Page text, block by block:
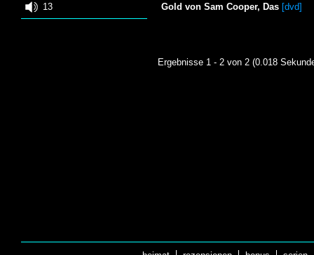
13
Gold von Sam Cooper, Das [dvd]
Ergebnisse 1 - 2 von 2 (0.018